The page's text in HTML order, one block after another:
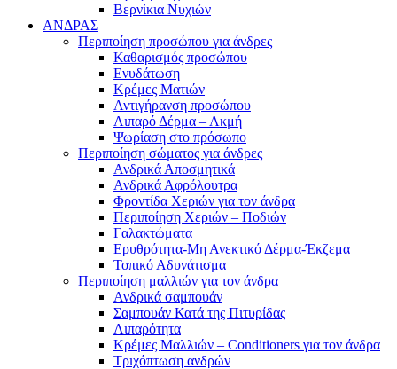
Βερνίκια Νυχιών
ΑΝΔΡΑΣ
Περιποίηση προσώπου για άνδρες
Καθαρισμός προσώπου
Ενυδάτωση
Κρέμες Ματιών
Αντιγήρανση προσώπου
Λιπαρό Δέρμα – Ακμή
Ψωρίαση στο πρόσωπο
Περιποίηση σώματος για άνδρες
Ανδρικά Αποσμητικά
Ανδρικά Αφρόλουτρα
Φροντίδα Χεριών για τον άνδρα
Περιποίηση Χεριών – Ποδιών
Γαλακτώματα
Ερυθρότητα-Μη Ανεκτικό Δέρμα-Έκζεμα
Τοπικό Αδυνάτισμα
Περιποίηση μαλλιών για τον άνδρα
Ανδρικά σαμπουάν
Σαμπουάν Κατά της Πιτυρίδας
Λιπαρότητα
Κρέμες Μαλλιών – Conditioners για τον άνδρα
Τριχόπτωση ανδρών